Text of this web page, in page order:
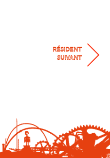
RÉSIDENT
SUIVANT